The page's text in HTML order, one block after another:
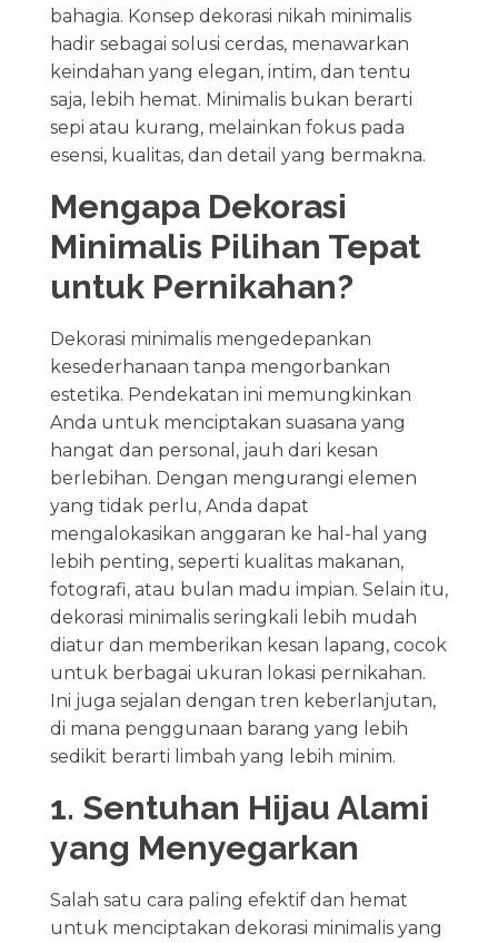
bahagia. Konsep dekorasi nikah minimalis
hadir sebagai solusi cerdas, menawarkan
keindahan yang elegan, intim, dan tentu
saja, lebih hemat. Minimalis bukan berarti
sepi atau kurang, melainkan fokus pada
esensi, kualitas, dan detail yang bermakna.
Mengapa Dekorasi
Minimalis Pilihan Tepat
untuk Pernikahan?
Dekorasi minimalis mengedepankan
kesederhanaan tanpa mengorbankan
estetika. Pendekatan ini memungkinkan
Anda untuk menciptakan suasana yang
hangat dan personal, jauh dari kesan
berlebihan. Dengan mengurangi elemen
yang tidak perlu, Anda dapat
mengalokasikan anggaran ke hal-hal yang
lebih penting, seperti kualitas makanan,
fotografi, atau bulan madu impian. Selain itu,
dekorasi minimalis seringkali lebih mudah
diatur dan memberikan kesan lapang, cocok
untuk berbagai ukuran lokasi pernikahan.
Ini juga sejalan dengan tren keberlanjutan,
di mana penggunaan barang yang lebih
sedikit berarti limbah yang lebih minim.
1. Sentuhan Hijau Alami
yang Menyegarkan
Salah satu cara paling efektif dan hemat
untuk menciptakan dekorasi minimalis yang